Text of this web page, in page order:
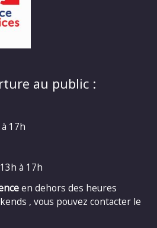
au public :
17h
à 17h
en dehors des heures
, vous pouvez contacter le